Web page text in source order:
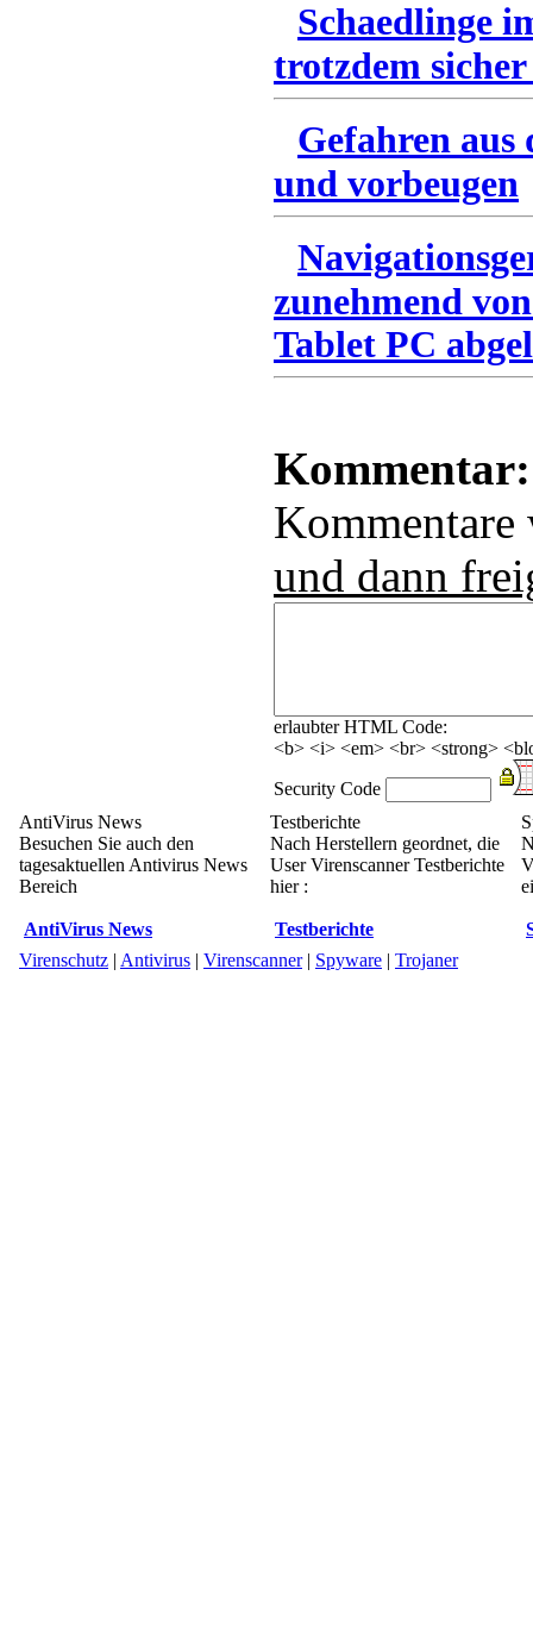
Schaedlinge
trotzdem
Gefahren
und vorbeugen
zunehmend
Tablet PC
Kommentar:
und dann
erlaubter HTML Code:
<b> <i> <em> <br> <strong>
Security Code
AntiVirus News
Besuchen Sie auch den
tagesaktuellen Antivirus News
Bereich
AntiVirus News
Testberichte
Nach Herstellern geordnet, die
User Virenscanner Testberichte
hier :
Testberichte
Virenschutz | Antivirus | Virenscanner| Spyware | Trojaner